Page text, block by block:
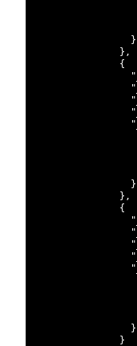
}
} ,
{
}
} ,
{
}
}